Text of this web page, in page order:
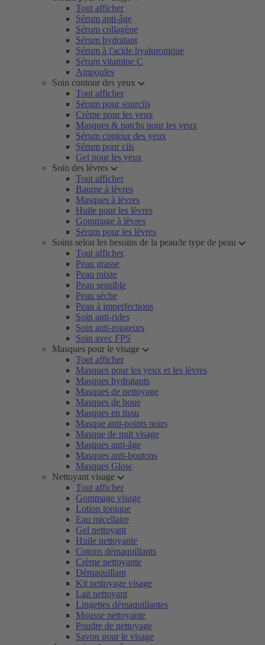
Tout afficher
Sérum anti-âge
Sérum collagène
Sérum hydratant
Sérum à l'acide hyaluronique
Sérum vitamine C
Ampoules
Soin contour des yeux
Tout afficher
Sérum pour sourcils
Crème pour les yeux
Masques & patchs pour les yeux
Sérum contour des yeux
Sérum pour cils
Gel pour les yeux
Soin des lèvres
Tout afficher
Baume à lèvres
Masques à lèvres
Huile pour les lèvres
Gommage à lèvres
Sérum pour les lèvres
Soins selon les besoins de la peau/le type de peau
Tout afficher
Peau grasse
Peau mixte
Peau sensible
Peau sèche
Peau à imperfections
Soin anti-rides
Soin anti-rougeurs
Soin avec FPS
Masques pour le visage
Tout afficher
Masques pour les yeux et les lèvres
Masques hydratants
Masques de nettoyage
Masques de boue
Masques en tissu
Masque anti-points noirs
Masque de nuit visage
Masques anti-âge
Masques anti-boutons
Masques Glow
Nettoyant visage
Tout afficher
Gommage visage
Lotion tonique
Eau micellaire
Gel nettoyant
Huile nettoyante
Cotons démaquillants
Crème nettoyante
Démaquillant
Kit nettoyage visage
Lait nettoyant
Lingettes démaquillantes
Mousse nettoyante
Poudre de nettoyage
Savon pour le visage